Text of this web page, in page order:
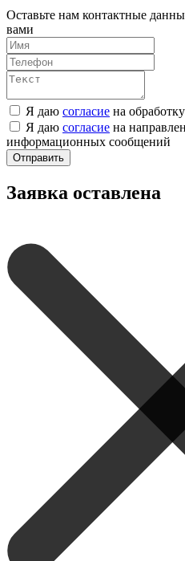
Оставьте нам контактные
вами
Я даю согласие на
Я даю согласие на
информационных сообщений
Отправить
Заявка оставлена